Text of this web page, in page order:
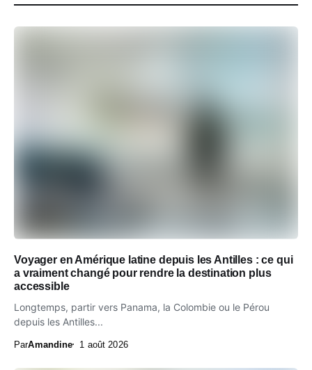
Voyager en Amérique latine depuis les Antilles : ce qui
a vraiment changé pour rendre la destination plus
accessible
Longtemps, partir vers Panama, la Colombie ou le Pérou
depuis les Antilles...
ParAmandine 1 août 2026